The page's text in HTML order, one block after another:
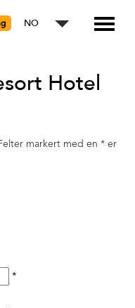
NO
Hotel
markert med en * er
*